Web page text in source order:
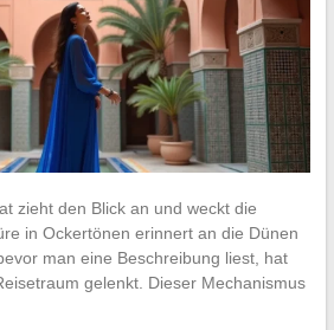
zieht den Blick an und weckt die
in Ockertönen erinnert an die Dünen
man eine Beschreibung liest, hat
gelenkt. Dieser Mechanismus